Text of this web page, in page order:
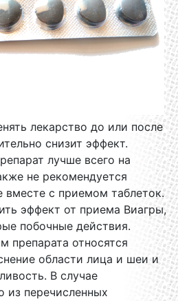
лекарство до или после
снизит эффект.
лучше всего на
не рекомендуется
вместе с приемом таблеток.
эффект от приема Виагры,
побочные действия.
препарата относятся
области лица и шеи и
В случае
из перечисленных